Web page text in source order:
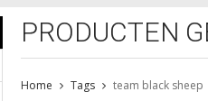
PRODUCTEN
Home Tags team black sheep